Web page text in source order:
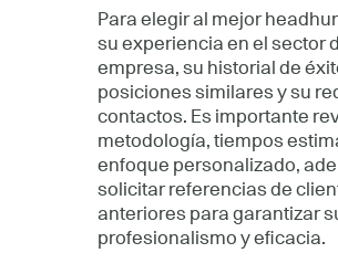
Para elegir al mejor
su experiencia en el sector
empresa, su historial de
posiciones similares y su
contactos. Es importante
metodología, tiempos
enfoque personalizado,
solicitar referencias de
anteriores para garantizar
profesionalismo y eficacia.